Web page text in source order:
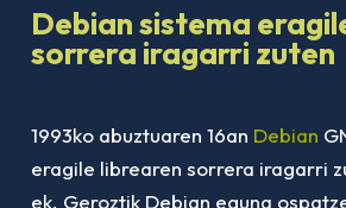
Debian sistema
sorrera iragarri zuten
1993ko abuztuaren 16an Debian
eragile librearen sorrera iragarri
ek. Geroztik Debian eguna